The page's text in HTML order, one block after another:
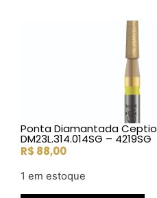
Ponta Diamantada
DM23L.314.014SG – 4219SG
R$ 88,00
1 em estoque